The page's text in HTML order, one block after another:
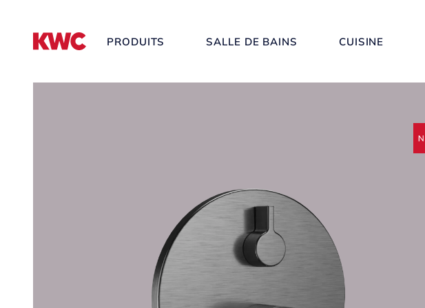
PRODUITS SALLE DE BAINS CUISINE